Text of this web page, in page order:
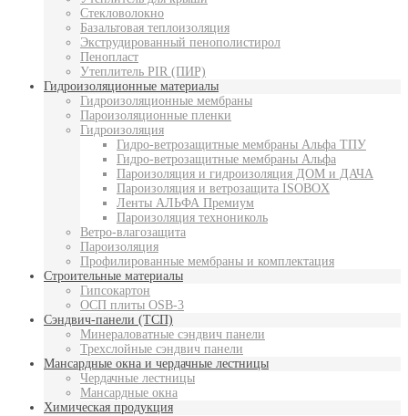
Стекловолокно
Базальтовая теплоизоляция
Экструдированный пенополистирол
Пенопласт
Утеплитель PIR (ПИР)
Гидроизоляционные материалы
Гидроизоляционные мембраны
Пароизоляционные пленки
Гидроизоляция
Гидро-ветрозащитные мембраны Альфа ТПУ
Гидро-ветрозащитные мембраны Альфа
Пароизоляция и гидроизоляция ДОМ и ДАЧА
Пароизоляция и ветрозащита ISOBOX
Ленты АЛЬФА Премиум
Пароизоляция технониколь
Ветро-влагозащита
Пароизоляция
Профилированные мембраны и комплектация
Строительные материалы
Гипсокартон
ОСП плиты OSB-3
Сэндвич-панели (ТСП)
Минераловатные сэндвич панели
Трехслойные сэндвич панели
Мансардные окна и чердачные лестницы
Чердачные лестницы
Мансардные окна
Химическая продукция